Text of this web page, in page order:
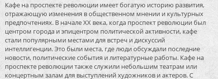
Кафе на проспекте революции имеет богатую историю развития,
отражающую изменения в общественном мнении и культурных
предпочтениях. В начале XX века, когда проспект революции был
центром города и эпицентром политической активности, кафе
стали популярными местами для встреч и дискуссий
интеллигенции. Это были места, где люди обсуждали последние
новости, политические события и литературные работы. Кафе на
проспекте революции также служили небольшим театрам или
концертным залам для выступлений художников и актеров. С